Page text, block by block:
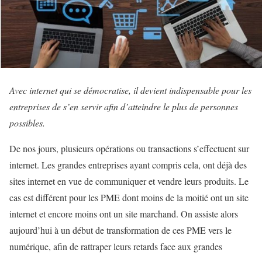
Avec internet qui se démocratise, il devient indispensable pour les
entreprises de s’en servir afin d’atteindre le plus de personnes
possibles.
De nos jours, plusieurs opérations ou transactions s’effectuent sur
internet. Les grandes entreprises ayant compris cela, ont déjà des
sites internet en vue de communiquer et vendre leurs produits. Le
cas est différent pour les PME dont moins de la moitié ont un site
internet et encore moins ont un site marchand. On assiste alors
aujourd’hui à un début de transformation de ces PME vers le
numérique, afin de rattraper leurs retards face aux grandes